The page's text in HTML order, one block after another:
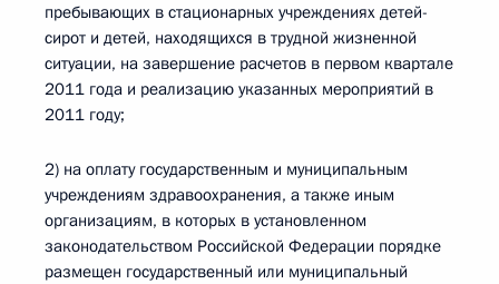
пребывающих в стационарных учреждениях детей-
сирот и детей, находящихся в трудной жизненной
ситуации, на завершение расчетов в первом квартале
2011 года и реализацию указанных мероприятий в
2011 году;
2) на оплату государственным и муниципальным
учреждениям здравоохранения, а также иным
организациям, в которых в установленном
законодательством Российской Федерации порядке
размещен государственный или муниципальный